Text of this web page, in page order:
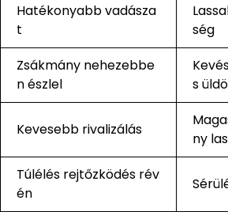
Hatékonyabb vadásza
t
ség
Zsákmány nehezebbe
n észlel
s
Kevesebb rivalizálás
ny
Túlélés rejtőzködés rév
én